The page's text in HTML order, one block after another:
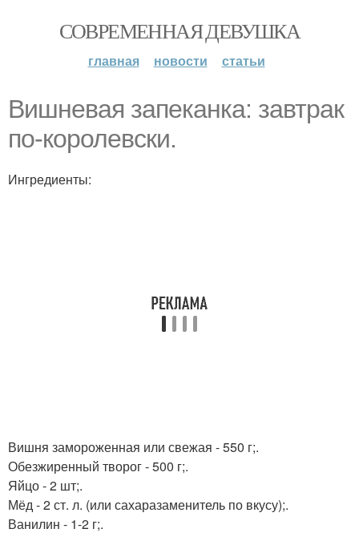
СОВРЕМЕННАЯ ДЕВУШКА
главная новости статьи
Вишневая запеканка: завтрак
по-королевски.
Ингредиенты:
Вишня замороженная или свежая - 550 г;.
Обезжиренный творог - 500 г;.
Яйцо - 2 шт;.
Мёд - 2 ст. л. (или сахаразаменитель по вкусу);.
Ванилин - 1-2 г;.